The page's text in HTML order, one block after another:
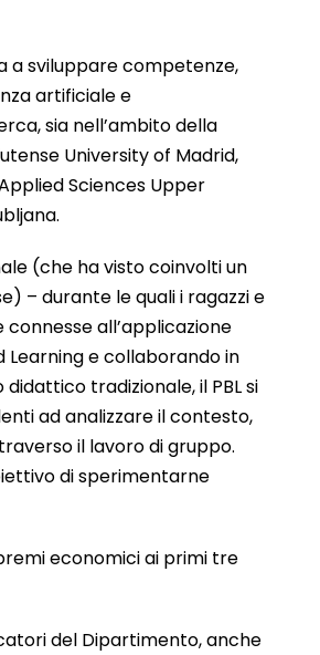
a sviluppare competenze,
artificiale e
sia nell’ambito della
University of Madrid,
Sciences Upper
(che ha visto coinvolti un
– durante le quali i ragazzi e
all’applicazione
Learning e collaborando in
tradizionale, il PBL si
ad analizzare il contesto,
il lavoro di gruppo.
di sperimentarne
economici ai primi tre
del Dipartimento, anche